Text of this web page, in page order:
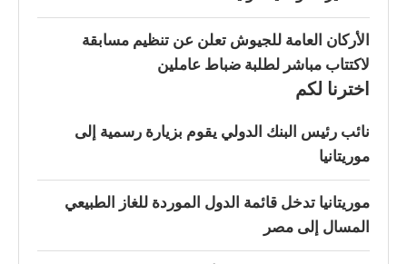
الأركان العامة للجيوش تعلن عن تنظيم مسابقة
لاكتتاب مباشر لطلبة ضباط عاملين
اخترنا لكم
نائب رئيس البنك الدولي يقوم بزيارة رسمية إلى
موريتانيا
موريتانيا تدخل قائمة الدول الموردة للغاز الطبيعي
المسال إلى مصر